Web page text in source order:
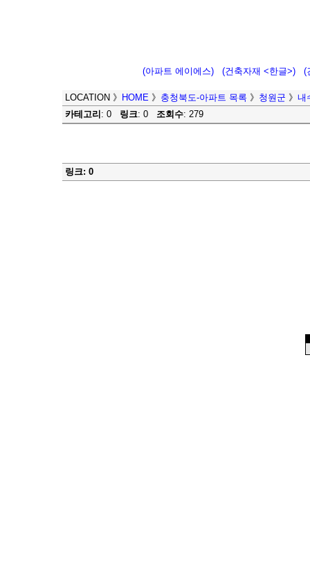
(아파트 에이에스) (건축자재 <한글>) (
LOCATION 》 HOME 》 충청북도-아파트 목록 》 청원군 》 내
카테고리 : 0 링크: 0 조회수: 279
링크: 0